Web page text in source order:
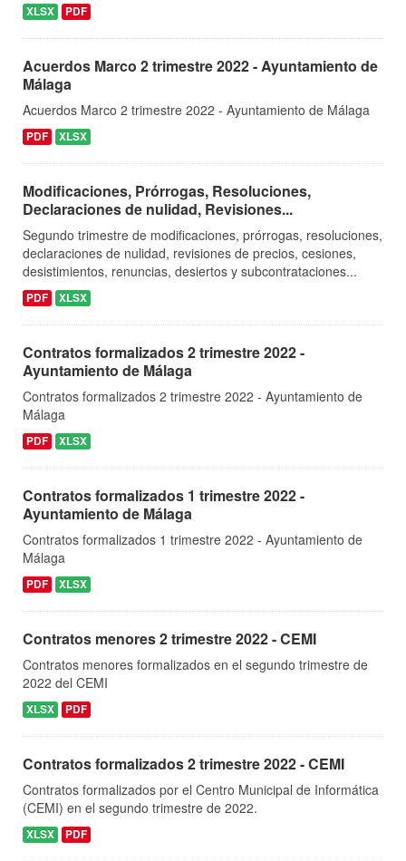
XLSX PDF
Acuerdos Marco 2 trimestre 2022 - Ayuntamiento de
Málaga
Acuerdos Marco 2 trimestre 2022 - Ayuntamiento de Málaga
PDF XLSX
Modificaciones, Prórrogas, Resoluciones,
Declaraciones de nulidad, Revisiones...
Segundo trimestre de modificaciones, prórrogas, resoluciones,
declaraciones de nulidad, revisiones de precios, cesiones,
desistimientos, renuncias, desiertos y subcontrataciones...
PDF XLSX
Contratos formalizados 2 trimestre 2022 -
Ayuntamiento de Málaga
Contratos formalizados 2 trimestre 2022 - Ayuntamiento de
Málaga
PDF XLSX
Contratos formalizados 1 trimestre 2022 -
Ayuntamiento de Málaga
Contratos formalizados 1 trimestre 2022 - Ayuntamiento de
Málaga
PDF XLSX
Contratos menores 2 trimestre 2022 - CEMI
Contratos menores formalizados en el segundo trimestre de
2022 del CEMI
XLSX PDF
Contratos formalizados 2 trimestre 2022 - CEMI
Contratos formalizados por el Centro Municipal de Informática
(CEMI) en el segundo trimestre de 2022.
XLSX PDF